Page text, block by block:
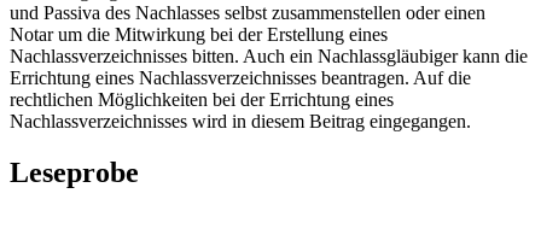
und Passiva des Nachlasses selbst zusammenstellen oder einen
Notar um die Mitwirkung bei der Erstellung eines
Nachlassverzeichnisses bitten. Auch ein Nachlassgläubiger kann die
Errichtung eines Nachlassverzeichnisses beantragen. Auf die
rechtlichen Möglichkeiten bei der Errichtung eines
Nachlassverzeichnisses wird in diesem Beitrag eingegangen.
Leseprobe